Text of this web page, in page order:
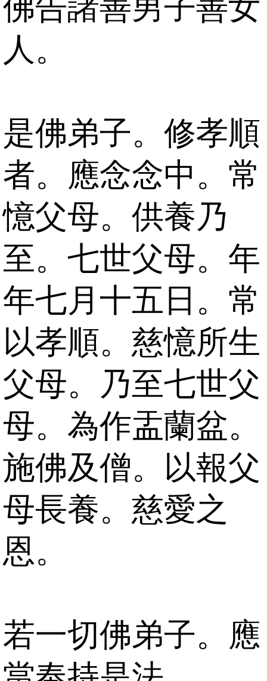
佛告諸善男子善女
人。
是佛弟子。修孝順
者。應念念中。常
憶父母。供養乃
至。七世父母。年
年七月十五日。常
以孝順。慈憶所生
父母。乃至七世父
母。為作盂蘭盆。
施佛及僧。以報父
母長養。慈愛之
恩。
若一切佛弟子。應